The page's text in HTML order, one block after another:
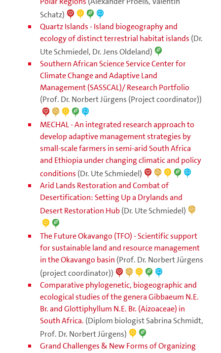
Schatz)
Quartz Islands - Island biogeography and
ecology of distinct terrestrial habitat islands (Dr.
Ute Schmiedel, Dr. Jens Oldeland)
Southern African Science Service Center for
Climate Change and Adaptive Land
Management (SASSCAL)/ Research Portfolio
(Prof. Dr. Norbert Jürgens (Project coordinator))
MECHAL - An integrated research approach to
develop adaptive management strategies by
small-scale farmers in semi-arid South Africa
and Ethiopia under changing climatic and policy
conditions (Dr. Ute Schmiedel)
Arid Lands Restoration and Combat of
Desertification: Setting Up a Drylands and
Desert Restoration Hub(Dr. Ute Schmiedel)
The Future Okavango (TFO) - Scientific support
for sustainable land and resource management
in the Okavango basin (Prof. Dr. Norbert Jürgens
(project coordinator))
Comparative phylogenetic, biogeographic and
ecological studies of the genera Gibbaeum N.E.
Br. and Glottiphyllum N.E. Br. (Aizoaceae) in
South Africa. (Diplom biologist Sabrina Schmidt,
Prof. Dr. Norbert Jürgens)
Grand Challenges & New Forms of Organizing